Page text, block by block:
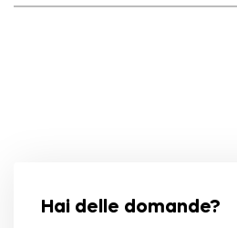
Hai delle domande?